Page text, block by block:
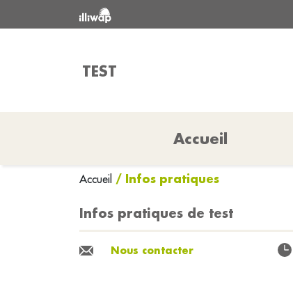
TEST
Accueil
Accueil / Infos pratiques
Infos pratiques de test
Nous contacter